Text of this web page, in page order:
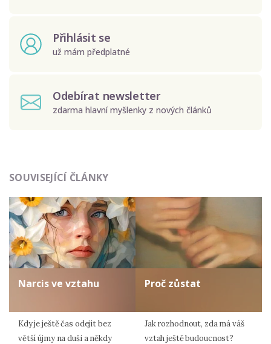
Přihlásit se
už mám předplatné
Odebírat newsletter
zdarma hlavní myšlenky z nových článků
údajů.
SOUVISEJÍCÍ ČLÁNKY
Narcis ve vztahu
Kdy je ještě čas odejít bez
větší újmy na duši a někdy
Proč zůstat
Jak rozhodnout, zda má váš
vztah ještě budoucnost?